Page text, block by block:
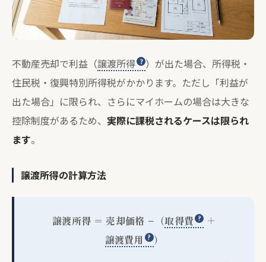
不動産売却で利益（譲渡所得
）が出た場合、所得税・
住民税・復興特別所得税がかかります。ただし「利益が
出た場合」に限られ、さらにマイホームの場合は大きな
控除制度があるため、 実際に課税されるケースは限られ
ます。
譲渡所得の計算方法
譲渡所得 ＝ 売却価格 −（取得費
＋
譲渡費用
）